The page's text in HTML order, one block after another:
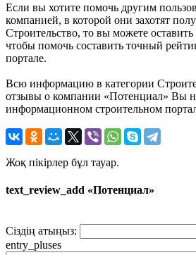
Если вы хотите помочь другим
компанией, в которой они захотят
Строительство, то вы можете
чтобы помочь составить точный
портале.
Всю информацию в категории
отзывы о компании «Потенциал» Вы
информационном строительном
Жоқ пікірлер бұл тауар.
text_review_add «Потенциал»
Сіздің атыңыз:
entry_pluses